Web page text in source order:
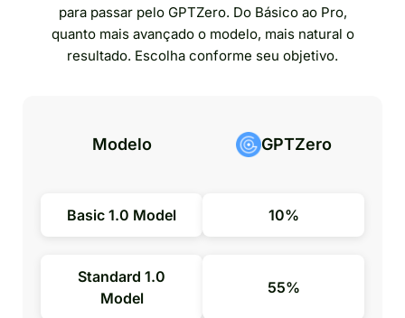
para passar pelo GPTZero. Do Básico ao Pro,
quanto mais avançado o modelo, mais natural o
resultado. Escolha conforme seu objetivo.
Modelo GPTZero
Basic 1.0 Model 10%
Standard 1.0
Model
55%